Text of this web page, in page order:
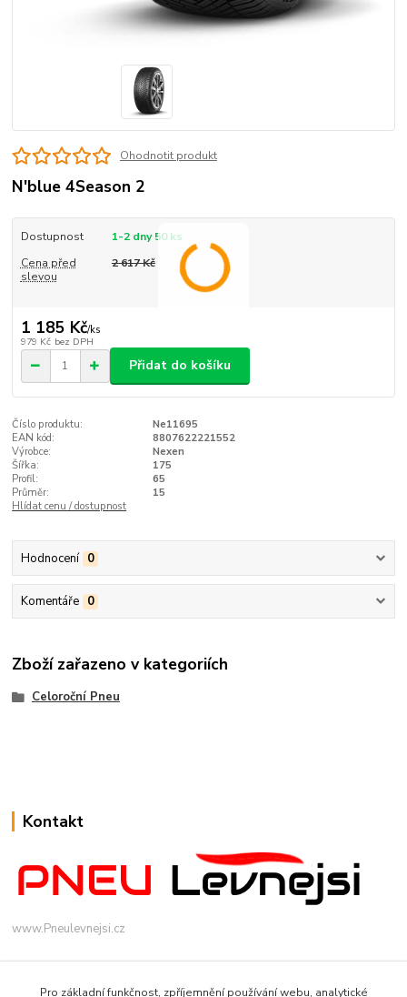
Ohodnotit produkt
N'blue 4Season 2
Dostupnost
1-2 dny 50 ks
Cena před
slevou
2 617 Kč
1 185 Kč/ks
979 Kč bez DPH
Přidat do košíku
Číslo produktu:
Ne11695
EAN kód:
8807622221552
Výrobce:
Nexen
Šířka:
175
Profil:
65
Průměr:
15
Hlídat cenu / dostupnost
Hodnocení 0
Komentáře 0
Zboží zařazeno v kategoriích
Celoroční Pneu
Kontakt
www.Pneulevnejsi.cz
Pro základní funkčnost, zpříjemnění používání webu, analytické